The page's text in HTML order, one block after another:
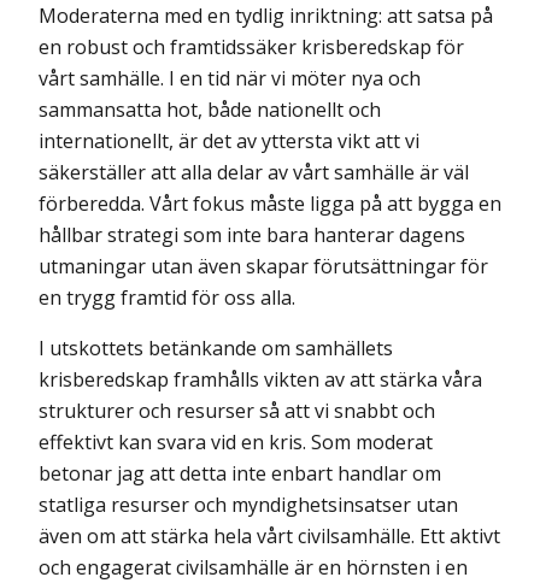
Moderaterna med en tydlig inriktning: att satsa på
en robust och framtidssäker krisberedskap för
vårt samhälle. I en tid när vi möter nya och
sammansatta hot, både nationellt och
internationellt, är det av yttersta vikt att vi
säkerställer att alla delar av vårt samhälle är väl
förberedda. Vårt fokus måste ligga på att bygga en
hållbar strategi som inte bara hanterar dagens
utmaningar utan även skapar förutsättningar för
en trygg framtid för oss alla.
I utskottets betänkande om samhällets
krisberedskap framhålls vikten av att stärka våra
strukturer och resurser så att vi snabbt och
effektivt kan svara vid en kris. Som moderat
betonar jag att detta inte enbart handlar om
statliga resurser och myndighetsinsatser utan
även om att stärka hela vårt civilsamhälle. Ett aktivt
och engagerat civilsamhälle är en hörnsten i en